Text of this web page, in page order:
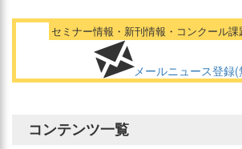
セミナー情報・新刊情報・コンクール
メールニュース登録(
コンテンツ一覧